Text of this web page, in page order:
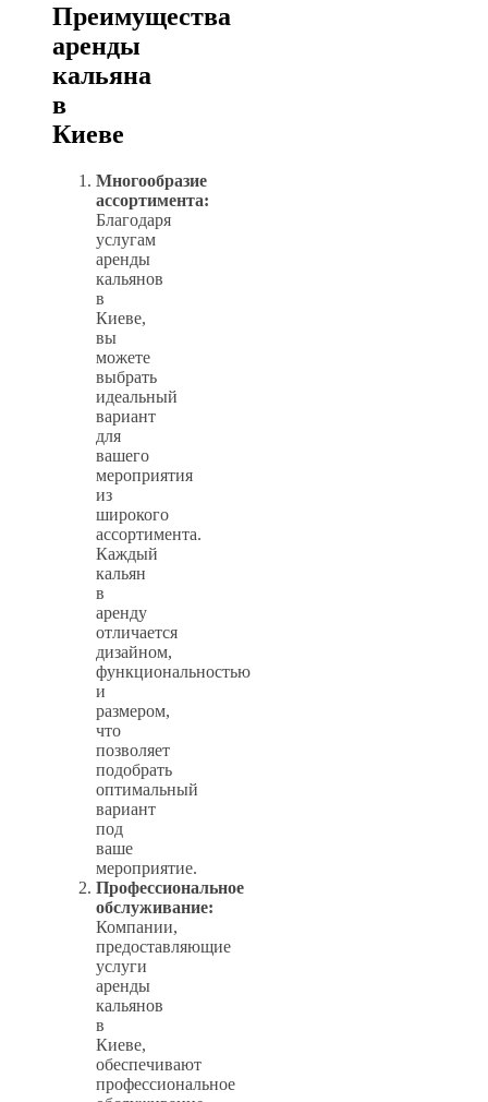
Преимущества
аренды
кальяна
в
Киеве
Многообразие
ассортимента:
Благодаря
услугам
аренды
кальянов
в
Киеве,
вы
можете
выбрать
идеальный
вариант
для
вашего
мероприятия
из
широкого
ассортимента.
Каждый
кальян
в
аренду
отличается
дизайном,
функциональностью
и
размером,
что
позволяет
подобрать
оптимальный
вариант
под
ваше
мероприятие.
Профессиональное
обслуживание:
Компании,
предоставляющие
услуги
аренды
кальянов
в
Киеве,
обеспечивают
профессиональное